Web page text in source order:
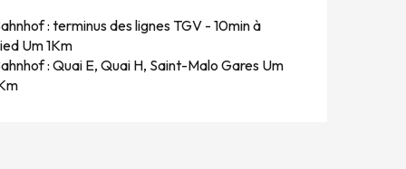
: terminus des lignes TGV - 10min à
Um 1Km
: Quai E, Quai H, Saint-Malo Gares Um